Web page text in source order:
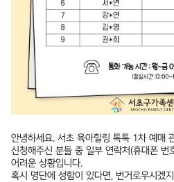
안녕하세요. 서초 육아힐링 톡톡 1차 예매
신청해주신 분들 중 일부 연락처(휴대폰 번
어려운 상황입니다.
혹시 명단에 성함이 있다면, 번거로우시겠